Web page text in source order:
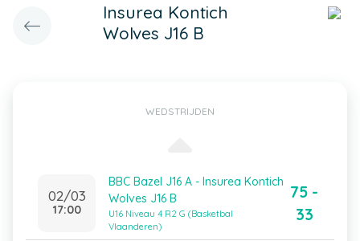
Insurea Kontich
Wolves J16 B
WEDSTRIJDEN
02/03
17:00
BBC Bazel J16 A - Insurea Kontich
Wolves J16 B
U16 Niveau 4 R2 G (Basketbal
Vlaanderen)
75 -
33